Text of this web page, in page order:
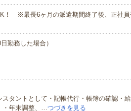
！ ※最長6ヶ月の派遣期間終了後、正社員
勤務した場合）
タントとして・記帳代行・帳簿の確認・
・年末調整、…つづきを見る